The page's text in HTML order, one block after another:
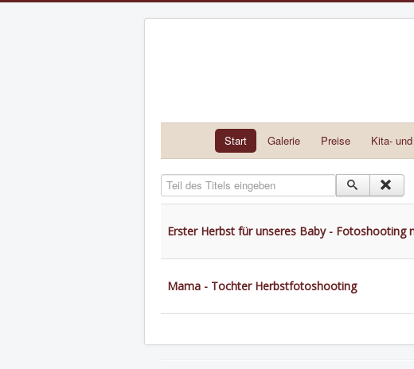
Start Galerie Preise Kita-
Teil des Titels eingeben
Erster Herbst für unseres Baby - Fotoshooting
Mama - Tochter Herbstfotoshooting